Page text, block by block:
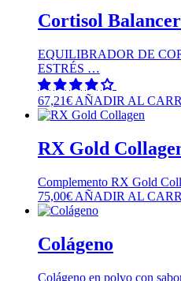
Cortisol Balancer
EQUILIBRADOR DE
ESTRÉS …
67,21€ AÑADIR AL
RX Gold
Complemento RX Gold
75,00€ AÑADIR AL
Colágeno
Colágeno en polvo con